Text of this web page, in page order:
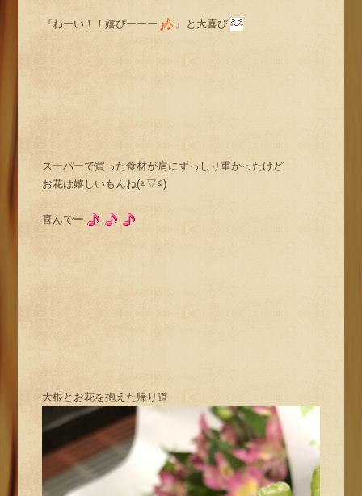
『わーい！！嬉ぴーーー 』と大喜び
スーパーで買った食材が肩にずっしり重かったけど
お花は嬉しいもんね(≧▽≦)
喜んでー
大根とお花を抱えた帰り道